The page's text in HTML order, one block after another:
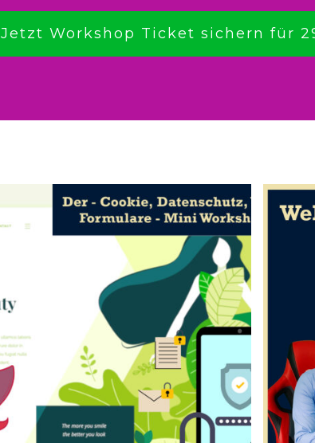
Jetzt Workshop Ticket sichern für